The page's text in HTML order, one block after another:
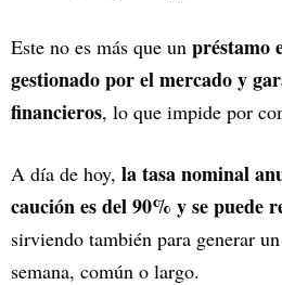
Este no es más que un préstamo
gestionado por el mercado y
financieros, lo que impide por
A día de hoy, la tasa nominal
caución es del 90% y se puede
sirviendo también para generar
semana, común o largo.